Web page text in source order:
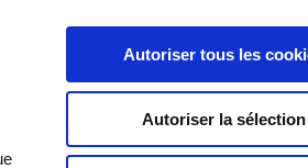
Autoriser tous les
Autoriser la sélection
0
Ma liste
Connexion